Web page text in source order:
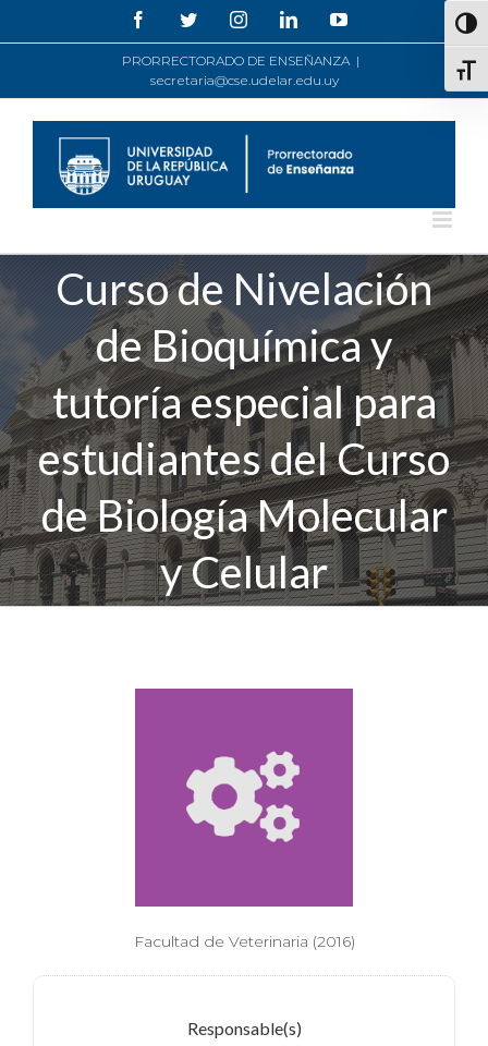
FacebookTwitterInstagramLinkedInYouTube
PRORRECTORADO DE ENSEÑANZA |
secretaria@cse.udelar.edu.uy
Curso de Nivelación
de Bioquímica y
tutoría especial para
estudiantes del Curso
de Biología Molecular
y Celular
Facultad de Veterinaria (2016)
Responsable(s)